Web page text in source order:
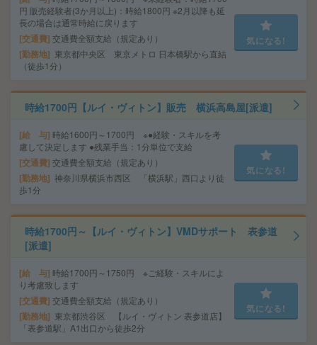
円 販売経験者(3か月以上)：時給1800円 ※2月以降も延
長の場合は通常時給に戻ります
交通費 交通費全額支給（規定あり）
勤務地
東京都中央区 東京メトロ 日本橋駅から直結
（徒歩1分）
気になる!
時給1700円【ルイ・ヴィトン】販売 横浜高島屋[派遣]
給 与 時給1600円～1700円 ※●経験・スキルを考
慮して決定します ●残業手当：1分単位で支給
交通費 交通費全額支給（規定あり）
勤務地 神奈川県横浜市西区 「横浜駅」西口より徒
歩1分
気になる!
時給1700円～【ルイ・ヴィトン】VMDサポート 表参道
[派遣]
給 与 時給1700円～1750円 ※ご経験・スキルによ
り考慮致します
交通費 交通費全額支給（規定あり）
勤務地
東京都渋谷区 【ルイ・ヴィトン 表参道店】
「表参道駅」A1出口から徒歩2分
気になる!